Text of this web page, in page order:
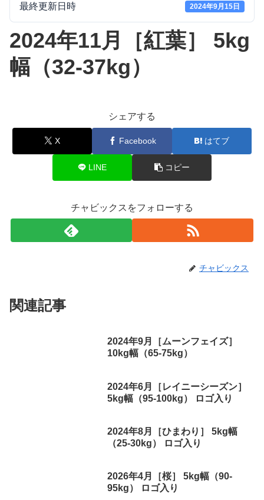
最終更新日時 2024年9月15日
2024年11月［紅葉］ 5kg
幅（32-37kg）
シェアする
X Facebook はてブ
LINE コピー
チャビックスをフォローする
チャビックス
関連記事
2024年9月［ムーンフェイズ］
10kg幅（65-75kg）
2024年6月［レイニーシーズン］
5kg幅（95-100kg） ロゴ入り
2024年8月［ひまわり］ 5kg幅
（25-30kg） ロゴ入り
2026年4月［桜］ 5kg幅（90-
95kg） ロゴ入り